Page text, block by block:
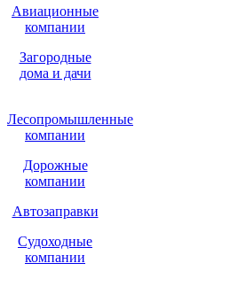
Авиационные
компании
Загородные
дома и дачи
Лесопромышленные
компании
Дорожные
компании
Автозаправки
Судоходные
компании